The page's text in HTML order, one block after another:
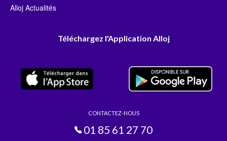
Alloj Actualités
Téléchargez l'Application Alloj
CONTACTEZ-NOUS
01 85 61 27 70